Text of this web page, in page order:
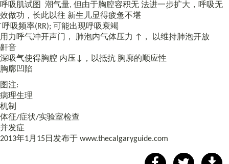
呼吸肌试图 ­ 潮气量, 但由于胸腔容积无 法进一步扩大，呼吸无
效做功，长此以往 新生儿显得疲惫不堪
̄ 呼吸频率(RR); 可能出现呼吸衰竭
用力呼气冲开声门， 肺泡内气体压力 ↑， 以维持肺泡开放
鼾音
深吸气使得胸腔 内压↓，以抵抗 胸廓的顺应性
胸廓凹陷
图注:
病理生理
机制
体征/症状/实验室检查
并发症
2013年1月15日发布于 www.thecalgaryguide.com